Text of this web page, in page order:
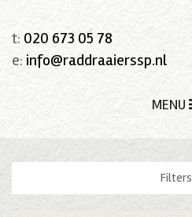
t: 020 673 05 78
e: info@raddraaierssp.nl
MENU
Filters